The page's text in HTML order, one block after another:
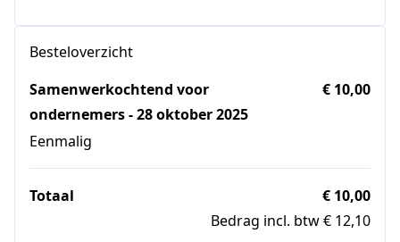
Besteloverzicht
Samenwerkochtend voor
ondernemers - 28 oktober 2025
Eenmalig
€ 10,00
Totaal
€ 10,00
Bedrag incl. btw € 12,10